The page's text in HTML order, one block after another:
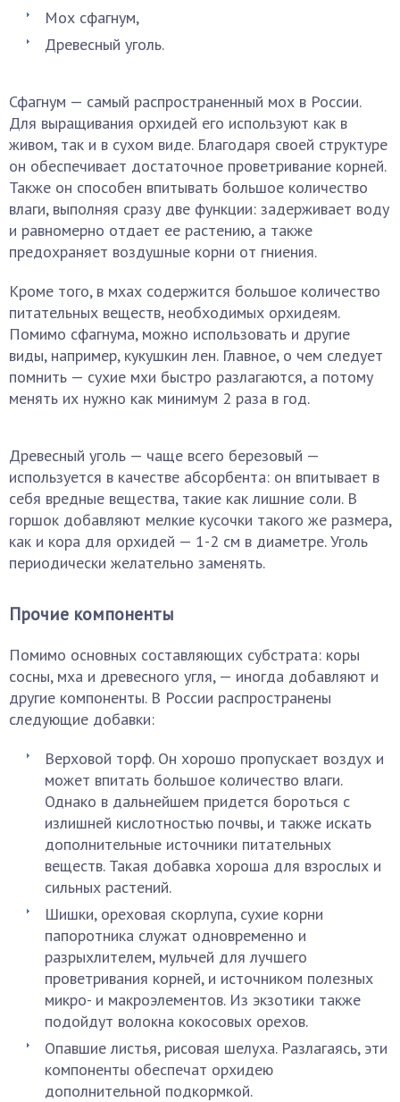
Мох сфагнум,
Древесный уголь.
Сфагнум — самый распространенный мох в России.
Для выращивания орхидей его используют как в
живом, так и в сухом виде. Благодаря своей структуре
он обеспечивает достаточное проветривание корней.
Также он способен впитывать большое количество
влаги, выполняя сразу две функции: задерживает воду
и равномерно отдает ее растению, а также
предохраняет воздушные корни от гниения.
Кроме того, в мхах содержится большое количество
питательных веществ, необходимых орхидеям.
Помимо сфагнума, можно использовать и другие
виды, например, кукушкин лен. Главное, о чем следует
помнить — сухие мхи быстро разлагаются, а потому
менять их нужно как минимум 2 раза в год.
Древесный уголь — чаще всего березовый —
используется в качестве абсорбента: он впитывает в
себя вредные вещества, такие как лишние соли. В
горшок добавляют мелкие кусочки такого же размера,
как и кора для орхидей — 1-2 см в диаметре. Уголь
периодически желательно заменять.
Прочие компоненты
Помимо основных составляющих субстрата: коры
сосны, мха и древесного угля, — иногда добавляют и
другие компоненты. В России распространены
следующие добавки:
Верховой торф. Он хорошо пропускает воздух и
может впитать большое количество влаги.
Однако в дальнейшем придется бороться с
излишней кислотностью почвы, и также искать
дополнительные источники питательных
веществ. Такая добавка хороша для взрослых и
сильных растений.
Шишки, ореховая скорлупа, сухие корни
папоротника служат одновременно и
разрыхлителем, мульчей для лучшего
проветривания корней, и источником полезных
микро- и макроэлементов. Из экзотики также
подойдут волокна кокосовых орехов.
Опавшие листья, рисовая шелуха. Разлагаясь, эти
компоненты обеспечат орхидею
дополнительной подкормкой.